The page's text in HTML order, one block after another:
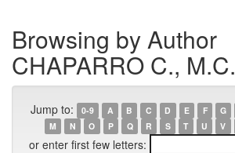
Browsing by Author
CHAPARRO C., M.C.
Jump to: 0-9 A B C D E F G
M
N O P Q R S T U V
or enter first few letters: